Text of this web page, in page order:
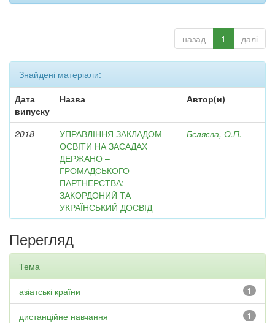
назад 1 далі
Знайдені матеріали:
Дата
випуску
Назва Автор(и)
2018
УПРАВЛІННЯ ЗАКЛАДОМ
ОСВІТИ НА ЗАСАДАХ
ДЕРЖАНО –
ГРОМАДСЬКОГО
ПАРТНЕРСТВА:
ЗАКОРДОНИЙ ТА
УКРАЇНСЬКИЙ ДОСВІД
Бєляєва, О.П.
Перегляд
Тема
1
азіатські країни
1
дистанційне навчання